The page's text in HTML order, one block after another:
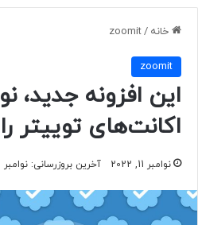
خانه /
zoomit
zoomit
این افزونه جدید،
اکانت‌های توییتر
نوامبر 11, 2022 آخرین بروزرسانی: نوامبر 11, 2022